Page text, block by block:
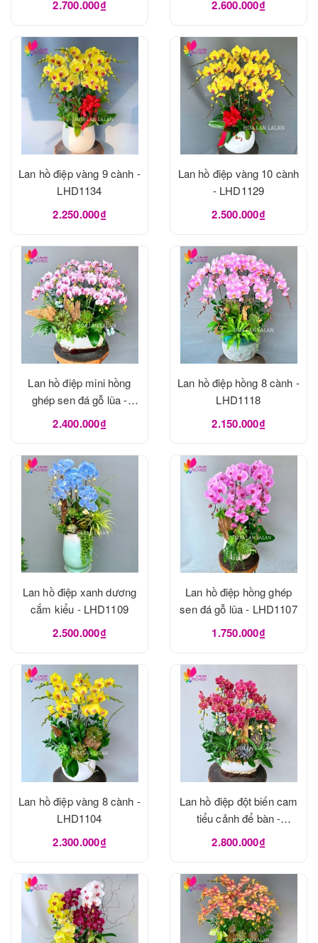
2.700.000₫ 2.600.000₫
Lan hồ điệp vàng 9 cành -
LHD1134
2.250.000₫
Lan hồ điệp vàng 10 cành
- LHD1129
2.500.000₫
Lan hồ điệp mini hồng
ghép sen đá gỗ lũa -
LHD1120
2.400.000₫
Lan hồ điệp hồng 8 cành -
LHD1118
2.150.000₫
Lan hồ điệp xanh dương
cắm kiểu - LHD1109
2.500.000₫
Lan hồ điệp hồng ghép
sen đá gỗ lũa - LHD1107
1.750.000₫
Lan hồ điệp vàng 8 cành -
LHD1104
2.300.000₫
Lan hồ điệp đột biến cam
tiểu cảnh để bàn -
LHD1103
2.800.000₫